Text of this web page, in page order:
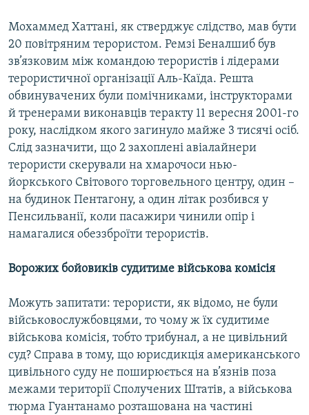
Мохаммед Хаттані, як стверджує слідство, мав бути
20 повітряним терористом. Ремзі Беналшиб був
зв’язковим між командою терористів і лідерами
терористичної організації Аль-Каїда. Решта
обвинувачених були помічниками, інструкторами
й тренерами виконавців теракту 11 вересня 2001-го
року, наслідком якого загинуло майже 3 тисячі осіб.
Слід зазначити, що 2 захоплені авіалайнери
терористи скерували на хмарочоси нью-
йоркського Світового торговельного центру, один –
на будинок Пентагону, а один літак розбився у
Пенсильванії, коли пасажири чинили опір і
намагалися обеззброїти терористів.
Ворожих бойовиків судитиме військова комісія
Можуть запитати: терористи, як відомо, не були
військовослужбовцями, то чому ж їх судитиме
військова комісія, тобто трибунал, а не цивільний
суд? Справа в тому, що юрисдикція американського
цивільного суду не поширюється на в’язнів поза
межами території Сполучених Штатів, а військова
тюрма Гуантанамо розташована на частині